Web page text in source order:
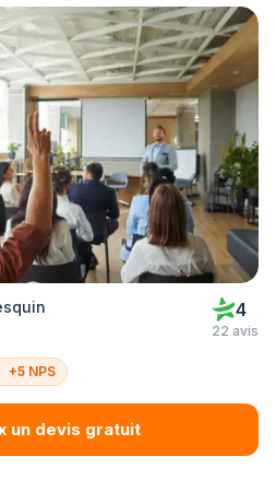
4
22 avis
+5 NPS
un devis gratuit